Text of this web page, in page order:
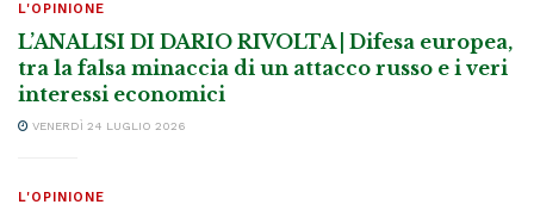
L'OPINIONE
L’ANALISI DI DARIO RIVOLTA | Difesa europea,
tra la falsa minaccia di un attacco russo e i veri
interessi economici
VENERDÌ 24 LUGLIO 2026
L'OPINIONE